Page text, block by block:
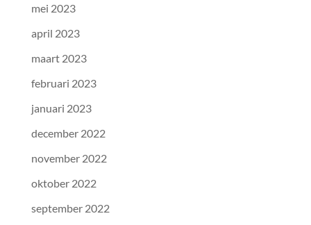
mei 2023
april 2023
maart 2023
februari 2023
januari 2023
december 2022
november 2022
oktober 2022
september 2022